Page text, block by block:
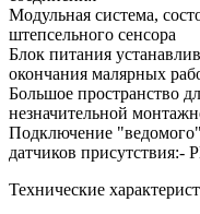
Модульная система,
штепсельного сенсора
Блок питания
окончания малярных
Большое пространство
незначительной
Подключение
датчиков присутствия:-
Технические